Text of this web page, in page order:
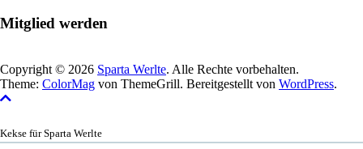
Mitglied werden
Copyright © 2026 Sparta Werlte. Alle Rechte vorbehalten.
Theme: ColorMag von ThemeGrill. Bereitgestellt von WordPress.
Kekse für Sparta Werlte